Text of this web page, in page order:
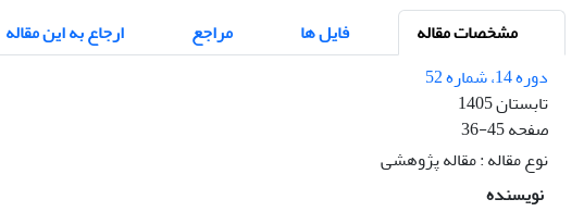
مشخصات مقاله
فایل ها مراجع ارجاع به این مقاله
دوره 14، شماره 52
تابستان 1405
صفحه36-45
نوع مقاله : مقاله پژوهشی
نویسنده